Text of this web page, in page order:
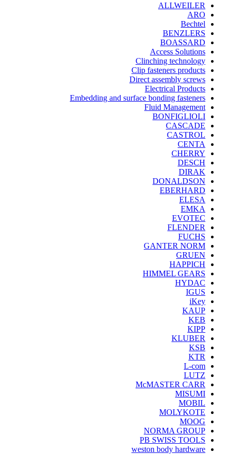
ALLWEILER
ARO
Bechtel
BENZLERS
BOASSARD
Access Solutions
Clinching technology
Clip fasteners products
Direct assembly screws
Electrical Products
Embedding and surface bonding fasteners
Fluid Management
BONFIGLIOLI
CASCADE
CASTROL
CENTA
CHERRY
DESCH
DIRAK
DONALDSON
EBERHARD
ELESA
EMKA
EVOTEC
FLENDER
FUCHS
GANTER NORM
GRUEN
HAPPICH
HIMMEL GEARS
HYDAC
IGUS
iKey
KAUP
KEB
KIPP
KLUBER
KSB
KTR
L-com
LUTZ
McMASTER CARR
MISUMI
MOBIL
MOLYKOTE
MOOG
NORMA GROUP
PB SWISS TOOLS
weston body hardware